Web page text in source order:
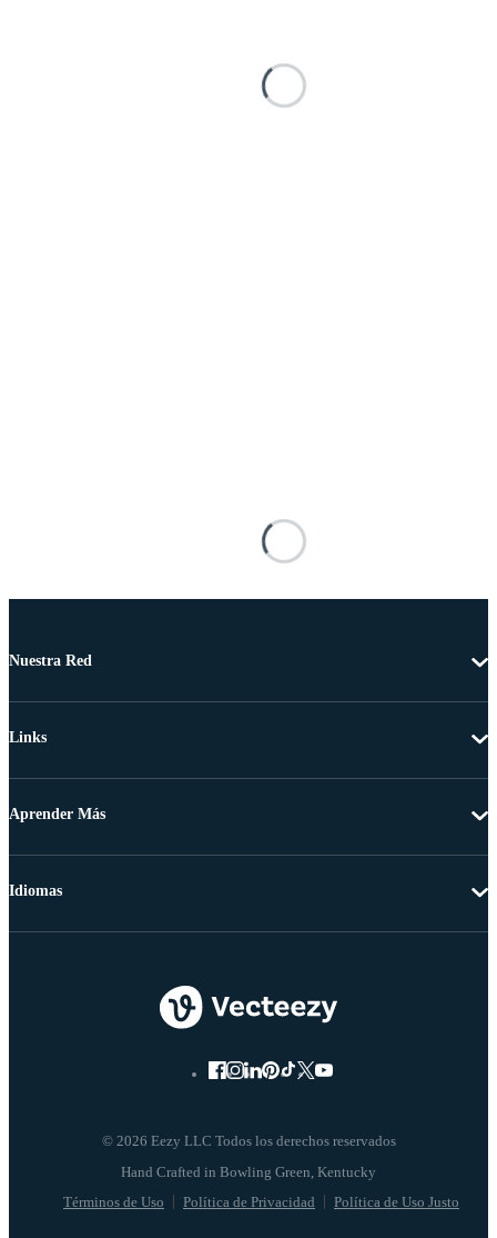
Nuestra Red
Links
Aprender Más
© 2026 Eezy LLC Todos los derechos reservados
Términos de Uso Política de Privacidad Política de Uso Justo
Idiomas